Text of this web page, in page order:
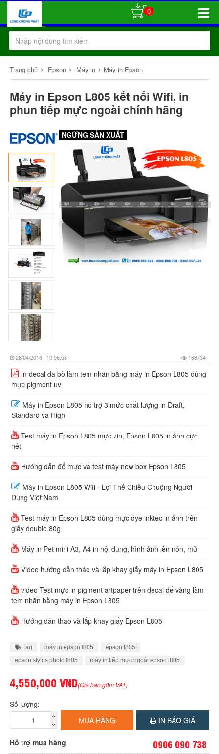
Toggle
0
Trang chủ › Epson › Máy in › Máy in Epson
Máy in Epson L805 kết nối Wifi, in
phun tiếp mực ngoài chính hãng
NGỪNG SẢN XUẤT
28/04/2016 | 10:56:58 168734
In decal da bò làm tem nhãn bằng máy in Epson L805 dùng
mực pigment uv
Máy in Epson L805 hỗ trợ 3 mức chất lượng in Draft,
Standard và High
Test máy in Epson L805 mực zin, Epson L805 in ảnh cực
nét
Hướng dẫn đổ mực và test máy new box Epson L805
Máy in Epson L805 Wifi - Lợi Thế Chiều Chuộng Người
Dùng Việt Nam
Test máy in Epson L805 dùng mực dye inktec in ảnh trên
giấy double 80g
Máy in Pet mini A3, A4 in nội dung, hình ảnh lên nón, mủ
Video hướng dẫn tháo và lắp khay giấy máy in Epson L805
video Test mực in pigment artpaper trên decal đế vàng làm
tem nhãn bằng máy in Epson L805
Hướng dẫn tháo và lắp khay giấy Epson L805
Tag máy in epson l805
epson l805
epson stylus photo l805
máy in tiếp mực ngoài epson l805
4,550,000 VND(Giá bao gồm VAT)
Số lượng:
MUA HÀNG
IN BÁO GIÁ
Hỗ trợ mua hàng 0906 090 738